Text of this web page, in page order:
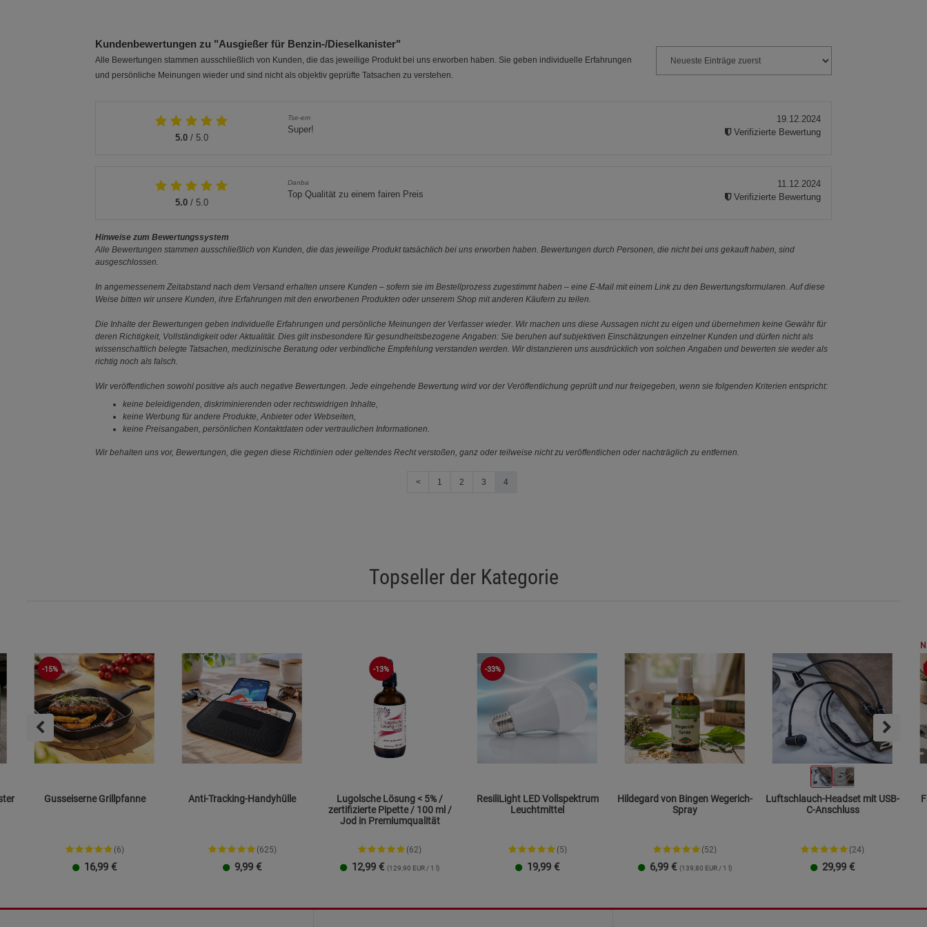
Kundenbewertungen zu "Ausgießer für Benzin-/Dieselkanister"
Alle Bewertungen stammen ausschließlich von Kunden, die das jeweilige Produkt bei uns erworben haben. Sie geben individuelle Erfahrungen
und persönliche Meinungen wieder und sind nicht als objektiv geprüfte Tatsachen zu verstehen.
5.0/ 5.0
Tse-em
Super!
19.12.2024
Verifizierte Bewertung
5.0/ 5.0
Danba
Top Qualität zu einem fairen Preis
11.12.2024
Verifizierte Bewertung
Hinweise zum Bewertungssystem
Alle Bewertungen stammen ausschließlich von Kunden, die das jeweilige Produkt tatsächlich bei uns erworben haben. Bewertungen durch Personen, die nicht bei uns gekauft haben, sind
ausgeschlossen.
In angemessenem Zeitabstand nach dem Versand erhalten unsere Kunden – sofern sie im Bestellprozess zugestimmt haben – eine E-Mail mit einem Link zu den Bewertungsformularen. Auf diese
Weise bitten wir unsere Kunden, ihre Erfahrungen mit den erworbenen Produkten oder unserem Shop mit anderen Käufern zu teilen.
Die Inhalte der Bewertungen geben individuelle Erfahrungen und persönliche Meinungen der Verfasser wieder. Wir machen uns diese Aussagen nicht zu eigen und übernehmen keine Gewähr für
deren Richtigkeit, Vollständigkeit oder Aktualität. Dies gilt insbesondere für gesundheitsbezogene Angaben: Sie beruhen auf subjektiven Einschätzungen einzelner Kunden und dürfen nicht als
wissenschaftlich belegte Tatsachen, medizinische Beratung oder verbindliche Empfehlung verstanden werden. Wir distanzieren uns ausdrücklich von solchen Angaben und bewerten sie weder als
richtig noch als falsch.
Wir veröffentlichen sowohl positive als auch negative Bewertungen. Jede eingehende Bewertung wird vor der Veröffentlichung geprüft und nur freigegeben, wenn sie folgenden Kriterien entspricht:
keine beleidigenden, diskriminierenden oder rechtswidrigen Inhalte,
keine Werbung für andere Produkte, Anbieter oder Webseiten,
keine Preisangaben, persönlichen Kontaktdaten oder vertraulichen Informationen.
Wir behalten uns vor, Bewertungen, die gegen diese Richtlinien oder geltendes Recht verstoßen, ganz oder teilweise nicht zu veröffentlichen oder nachträglich zu entfernen.
< 1 2 3 4
Topseller der Kategorie
-15%
Gusseiserne Grillpfanne
(6)
16,99 €
23 cm 26 cm
Anti-Tracking-Handyhülle
(625)
9,99 €
Größe L Größe XXL
-13%
Lugolsche Lösung < 5% /
zertifizierte Pipette / 100 ml /
Jod in Premiumqualität
(62)
12,99 € (129,90 EUR / 1 l)
-33%
ResiliLight LED Vollspektrum
Leuchtmittel
(5)
19,99 €
Hildegard von Bingen Wegerich-
Spray
(52)
6,99 € (139,80 EUR / 1 l)
Luftschlauch-Headset mit USB-
C-Anschluss
(24)
29,99 €
Cookie-Informationenanzeigen